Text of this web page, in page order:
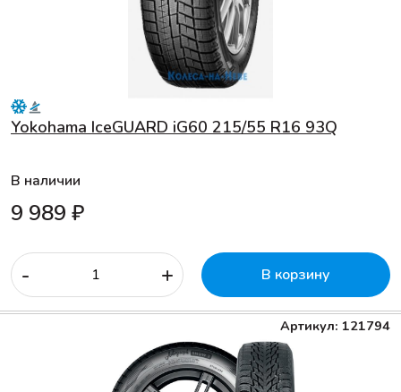
Yokohama IceGUARD iG60 215/55 R16 93Q
В наличии
9 989 ₽
- + В корзину
Артикул: 121794